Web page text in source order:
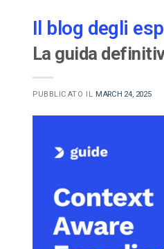
Il blog degli
La guida
PUBBLICATO IL MARCH 24, 2025